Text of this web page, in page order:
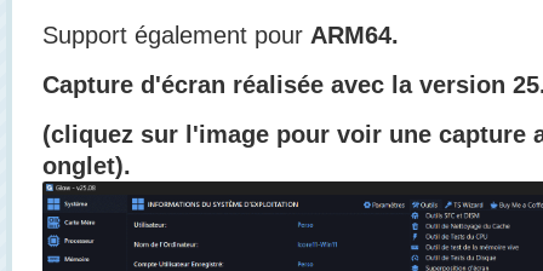
Support également pour ARM64.
Capture d'écran réalisée avec la version
(cliquez sur l'image pour voir une capture
onglet).